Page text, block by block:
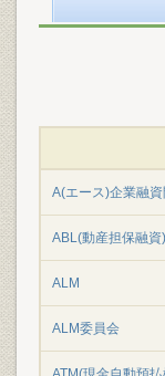
A(エース)企業融
ABL(動産担保融資)
ALM
ALM委員会